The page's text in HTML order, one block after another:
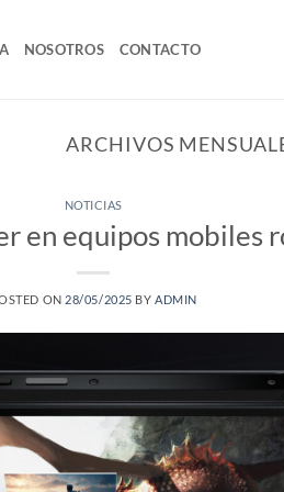
NOSOTROS CONTACTO
ARCHIVOS
NOTICIAS
en equipos mobiles
ON 28/05/2025 BYADMIN